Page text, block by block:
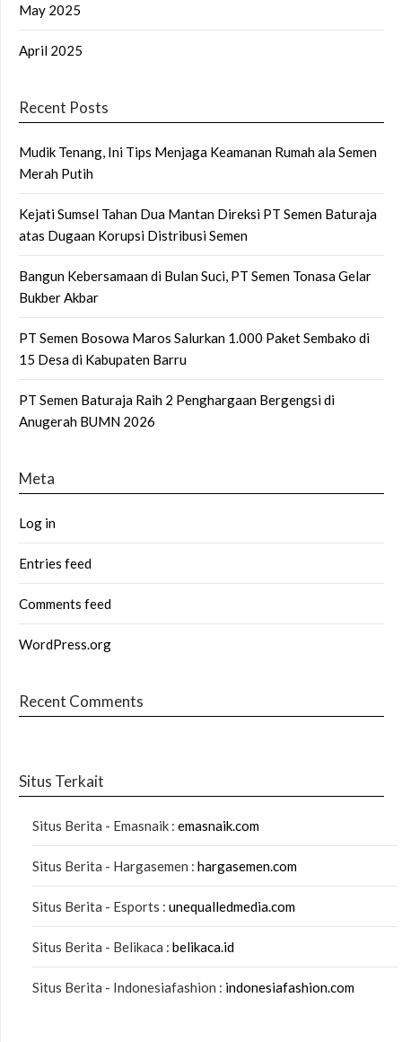
May 2025
April 2025
Recent Posts
Mudik Tenang, Ini Tips Menjaga Keamanan Rumah ala Semen
Merah Putih
Kejati Sumsel Tahan Dua Mantan Direksi PT Semen Baturaja
atas Dugaan Korupsi Distribusi Semen
Bangun Kebersamaan di Bulan Suci, PT Semen Tonasa Gelar
Bukber Akbar
PT Semen Bosowa Maros Salurkan 1.000 Paket Sembako di
15 Desa di Kabupaten Barru
PT Semen Baturaja Raih 2 Penghargaan Bergengsi di
Anugerah BUMN 2026
Meta
Log in
Entries feed
Comments feed
WordPress.org
Recent Comments
Situs Terkait
Situs Berita - Emasnaik : emasnaik.com
Situs Berita - Hargasemen : hargasemen.com
Situs Berita - Esports : unequalledmedia.com
Situs Berita - Belikaca : belikaca.id
Situs Berita - Indonesiafashion : indonesiafashion.com